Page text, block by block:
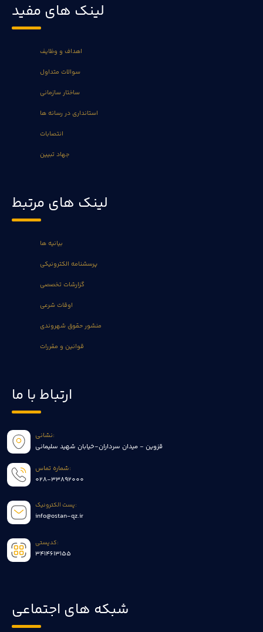
لینک های مفید
اهداف و وظایف
سوالات متداول
ساختار سازمانی
استانداری در رسانه ها
انتصابات
جهاد تبیین
لینک های مرتبط
بیانیه ها
پرسشنامه الکترونیکی
گزارشات تخصصی
اوقات شرعی
منشور حقوق شهروندی
قوانین و مقررات
ارتباط با ما
نشانی:
قزوین - میدان سرداران-خیابان شهید سلیمانی
شماره تماس:
028-33892000
پست الکترونیک:
info@ostan-qz.ir
کدپستی:
3414613155
شبکه های اجتماعی